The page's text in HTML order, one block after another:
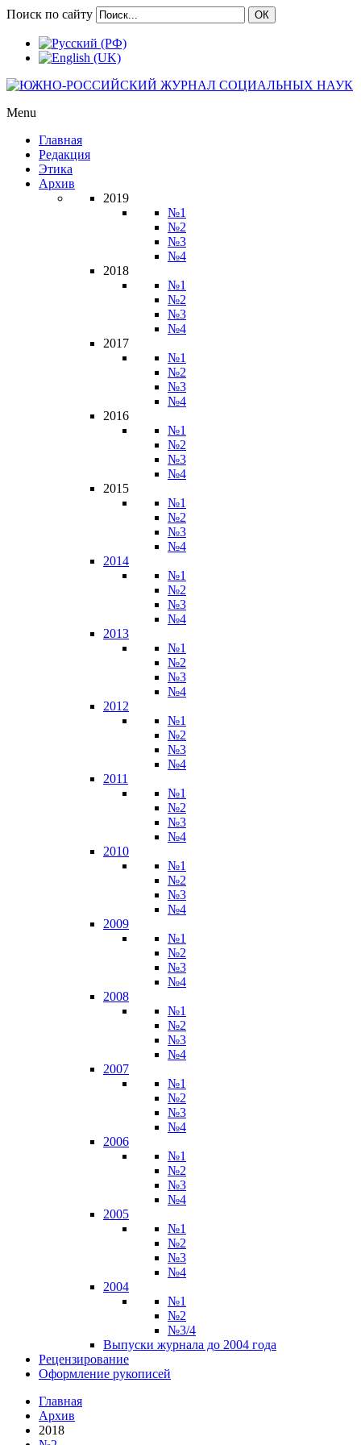
Поиск по сайту ОК
Menu
Главная
Редакция
Этика
Архив
2019
№1
№2
№3
№4
2018
№1
№2
№3
№4
2017
№1
№2
№3
№4
2016
№1
№2
№3
№4
2015
№1
№2
№3
№4
2014
№1
№2
№3
№4
2013
№1
№2
№3
№4
2012
№1
№2
№3
№4
2011
№1
№2
№3
№4
2010
№1
№2
№3
№4
2009
№1
№2
№3
№4
2008
№1
№2
№3
№4
2007
№1
№2
№3
№4
2006
№1
№2
№3
№4
2005
№1
№2
№3
№4
2004
№1
№2
№3/4
Выпуски журнала до 2004 года
Рецензирование
Оформление рукописей
Главная
Архив
2018